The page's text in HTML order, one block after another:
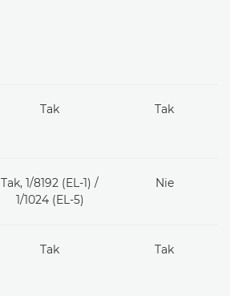
Tak Tak
Tak, 1/8192 (EL-1) /
1/1024 (EL-5)
Nie
Tak Tak